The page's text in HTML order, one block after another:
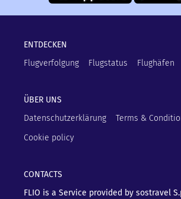
ENTDECKEN
Flugverfolgung
Flugstatus Flughäfen
ÜBER UNS
Datenschutzerklärung
Terms &
Cookie policy
CONTACTS
FLIO is a Service provided by sostravel